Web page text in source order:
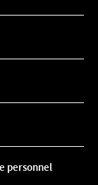
personnel